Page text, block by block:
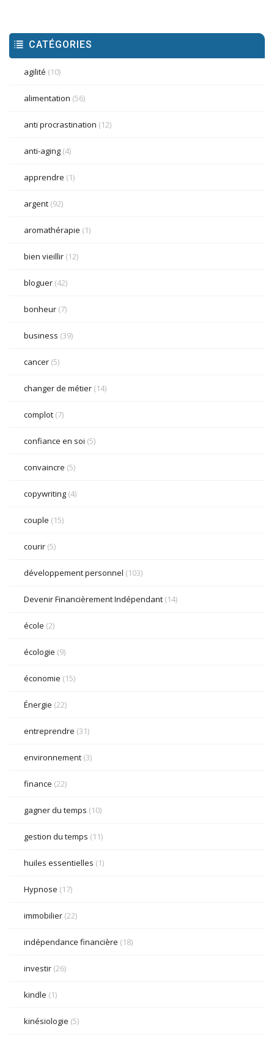
CATÉGORIES
agilité (10)
alimentation (56)
anti procrastination (12)
anti-aging (4)
apprendre (1)
argent (92)
aromathérapie (1)
bien vieillir (12)
bloguer (42)
bonheur (7)
business (39)
cancer (5)
changer de métier (14)
complot (7)
confiance en soi (5)
convaincre (5)
copywriting (4)
couple (15)
courir (5)
développement personnel (103)
Devenir Financièrement Indépendant (14)
école (2)
écologie (9)
économie (15)
Énergie (22)
entreprendre (31)
environnement (3)
finance (22)
gagner du temps (10)
gestion du temps (11)
huiles essentielles (1)
Hypnose (17)
immobilier (22)
indépendance financière (18)
investir (26)
kindle (1)
kinésiologie (5)